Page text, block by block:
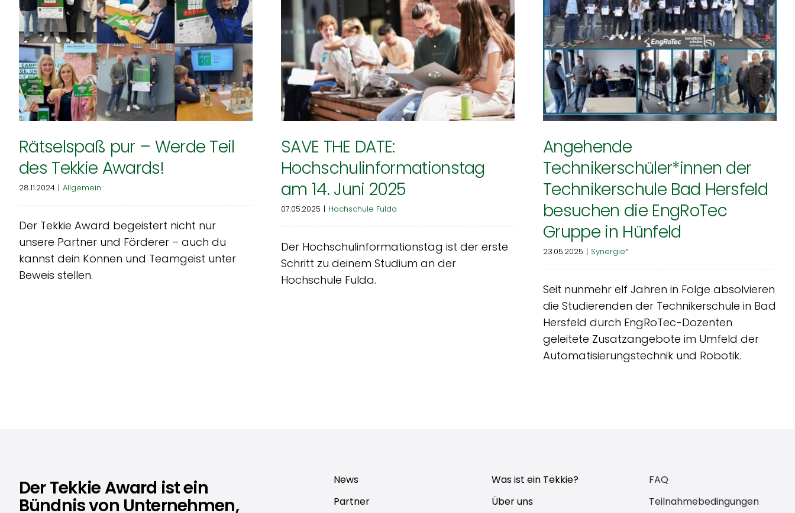
Rätselspaß pur – Werde Teil
des Tekkie Awards!
28.11.2024 | Allgemein
Der Tekkie Award begeistert nicht nur
unsere Partner und Förderer – auch du
kannst dein Können und Teamgeist unter
Beweis stellen.
SAVE THE DATE:
Hochschulinformationstag
am 14. Juni 2025
Hochschule Fulda
SAVE THE DATE:
Hochschulinformationstag
am 14. Juni 2025
07.05.2025 | Hochschule Fulda
Der Hochschulinformationstag ist der erste
Schritt zu deinem Studium an der
Hochschule Fulda.
Angehende
Technikerschüler*innen der
Technikerschule Bad
Hersfeld besuchen die
EngRoTec Gruppe in Hünfeld
Synergie³
Angehende
Technikerschüler*innen der
Technikerschule Bad Hersfeld
besuchen die EngRoTec
Gruppe in Hünfeld
23.05.2025 | Synergie³
Seit nunmehr elf Jahren in Folge absolvieren
die Studierenden der Technikerschule in Bad
Hersfeld durch EngRoTec-Dozenten
geleitete Zusatzangebote im Umfeld der
Automatisierungstechnik und Robotik.
Der Tekkie Award ist ein
Bündnis von Unternehmen,
News
Partner
Was ist ein Tekkie?
Über uns
FAQ
Teilnahmebedingungen